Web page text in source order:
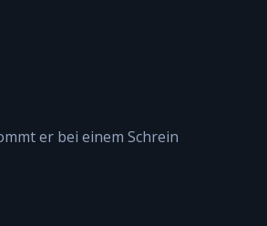
er bei einem Schrein